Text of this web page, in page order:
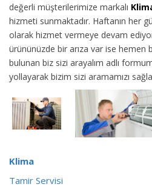
değerli müşterilerimize markalı
hizmeti sunmaktadır. Haftanın her
olarak hizmet vermeye devam
ürününüzde bir arıza var ise hemen
bulunan biz sizi arayalım adlı
yollayarak bizim sizi aramamızı
Klima
Tamir Servisi